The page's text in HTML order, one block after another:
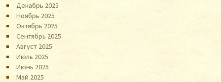
Декабрь 2025
Ноябрь 2025
Октябрь 2025
Сентябрь 2025
Август 2025
Июль 2025
Июнь 2025
Май 2025